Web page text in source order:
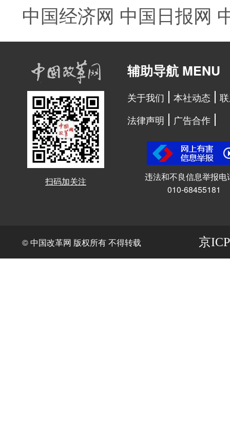
中国经济网 中国日报网
扫码加关注
辅助导航 MENU
关于我们 本社动态
法律声明
广告合作
违法和不良信息举报电
010-68455181
© 中国改革网 版权所有 不得转载 京